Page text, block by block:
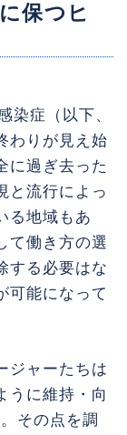
保つヒ
染症（以下、
わりが見え始
に過ぎ去った
と流行によっ
る地域もあ
て働き方の選
する必要はな
可能になって
ジャーたちは
うに維持・向
その点を調